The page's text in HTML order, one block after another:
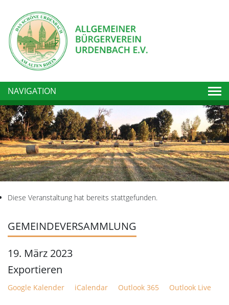
NAVIGATION
Diese Veranstaltung hat bereits stattgefunden.
GEMEINDEVERSAMMLUNG
19. März 2023
Google Kalender iCalendar Outlook 365 Outlook Live